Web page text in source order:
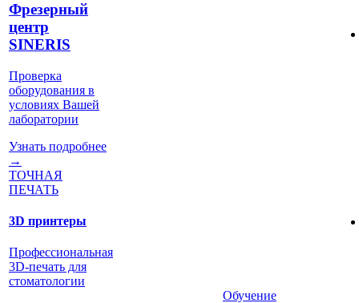
Фрезерный
центр
SINERIS
Проверка
оборудования в
условиях Вашей
лаборатории
Узнать подробнее
→
ТОЧНАЯ
ПЕЧАТЬ
3D принтеры
Профессиональная
3D-печать для
стоматологии
Обучение